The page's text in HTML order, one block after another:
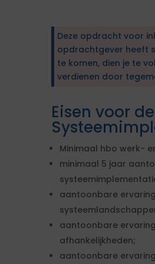
Deze opdracht voor
opdrachtgever heeft
te komen, dien je te
verdienen door
Eisen voor
Minimaal hbo werk-
minimaal 5 jaar
aantoonbare
aantoonbare
afhankelijkheden;
aantoonbare